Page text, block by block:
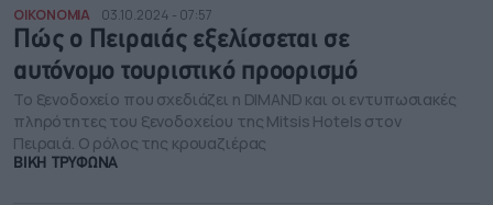
ΟΙΚΟΝΟΜΙΑ 03.10.2024 - 07:57
Πώς ο Πειραιάς εξελίσσεται σε
αυτόνομο τουριστικό προορισμό
Το ξενοδοχείο που σχεδιάζει η DIMAND και οι εντυπωσιακές
πληρότητες του ξενοδοχείου της Mitsis Hotels στον
Πειραιά. Ο ρόλος της κρουαζιέρας
ΒΙΚΗ ΤΡΥΦΩΝΑ